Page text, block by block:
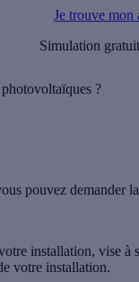
Je trouve mon
Simulation
?
pouvez demander la
installation, vise à
votre installation.